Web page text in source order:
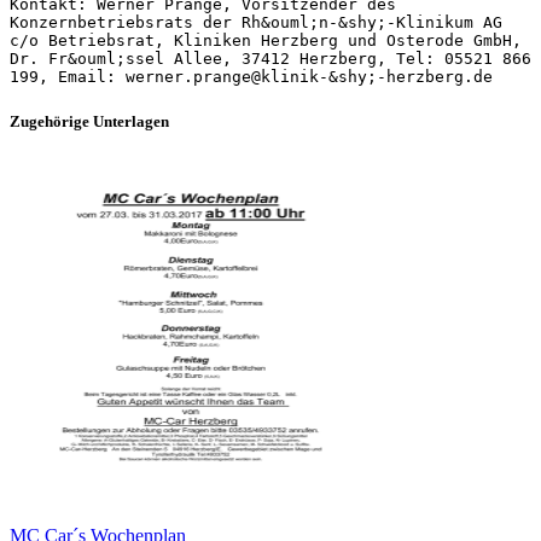
Kontakt: Werner Prange, Vorsitzender des
Konzernbetriebsrats der Rh&ouml;n-&shy;‐Klinikum AG
c/o Betriebsrat, Kliniken Herzberg und Osterode GmbH,
Dr. Fr&ouml;ssel Allee, 37412 Herzberg, Tel: 05521 866
199, Email: werner.prange@klinik-&shy;‐herzberg.de
Zugehörige Unterlagen
MC Car´s Wochenplan